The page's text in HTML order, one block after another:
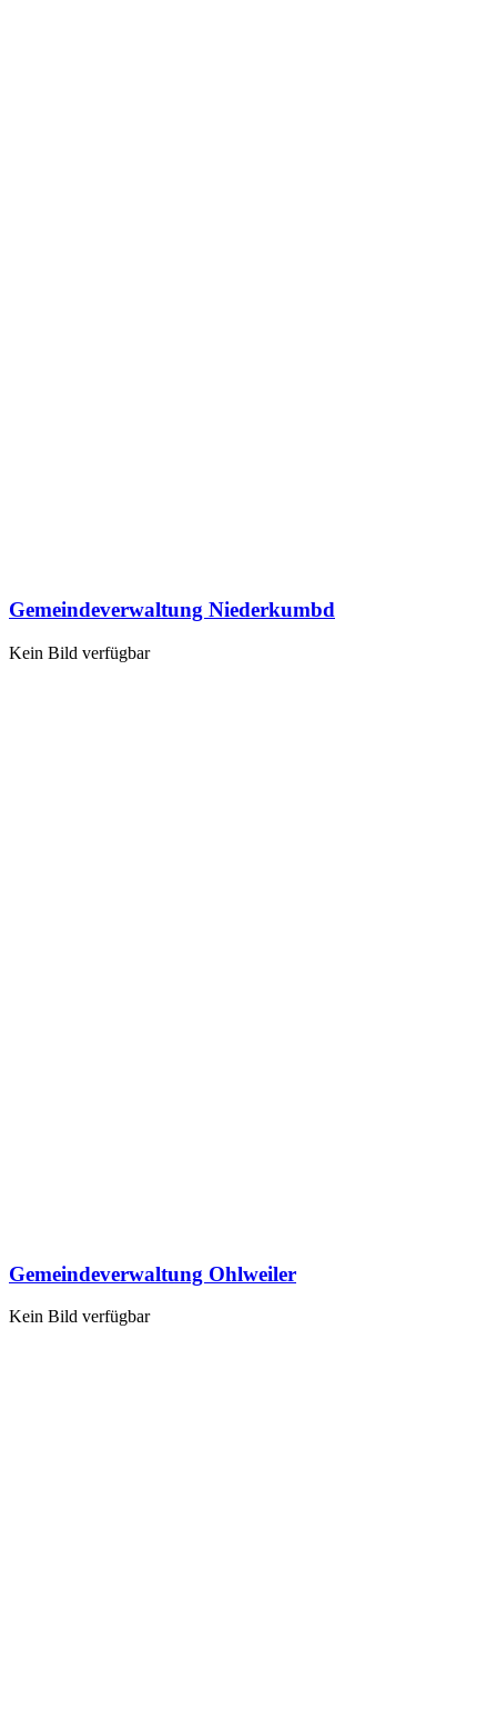
Gemeindeverwaltung Niederkumbd
Kein Bild verfügbar
Gemeindeverwaltung Ohlweiler
Kein Bild verfügbar